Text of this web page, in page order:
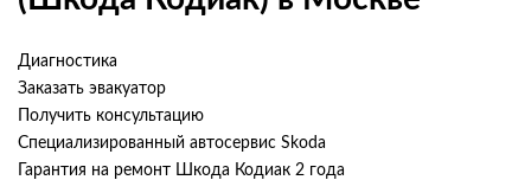
Диагностика
Заказать эвакуатор
Получить консультацию
Специализированный автосервис Skoda
Гарантия на ремонт Шкода Кодиак 2 года